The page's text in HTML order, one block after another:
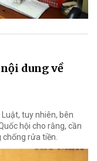
dung về
tuy nhiên, bên
hội cho rằng, cần
rửa tiền.